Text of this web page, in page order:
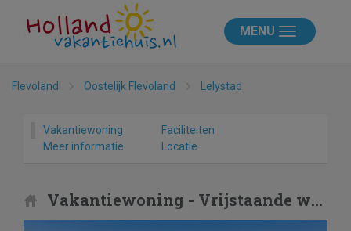
MENU
Flevoland Oostelijk Flevoland Lelystad
Vakantiewoning
Faciliteiten
Meer informatie
Locatie
Vakantiewoning - Vrijstaande woning in Lelystad